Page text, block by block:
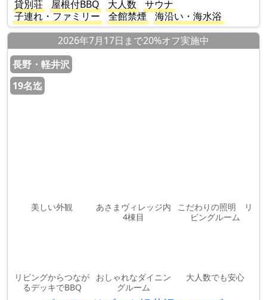
貸別荘
屋根付BBQ 大人数
サウナ
子連れ・ファミリー
全館禁煙
海沿い・海水浴
2026年7月17日まで20%オフ実施中
長野・軽井沢
19名迄
美しい外観
あさまヴィレッジ内
4棟目
こだわりの照明 リ
ビングルーム
リビングからつなが
るデッキでBBQ
おしゃれなダイニン
グルーム
大人数でも安心